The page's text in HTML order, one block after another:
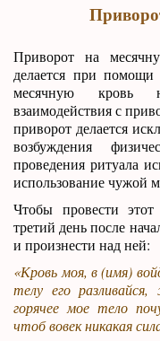
Приворот на
делается при
месячную кровь
взаимодействия с
приворот делается
возбуждения
проведения ритуала
использование чужой
Чтобы провести этот
третий день после
и произнести над ней:
«Кровь моя, в (имя)
телу его
горячее мое тело
чтоб вовек никакая